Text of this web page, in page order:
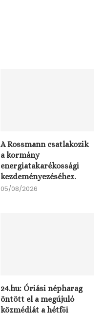
A Rossmann csatlakozik
a kormány
energiatakarékossági
kezdeményezéséhez.
05/08/2026
24.hu: Óriási népharag
öntött el a megújuló
közmédiát a hétfői